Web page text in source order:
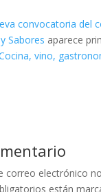
convocatoria del
Sabores aparece
vino,
correo electrónico
están